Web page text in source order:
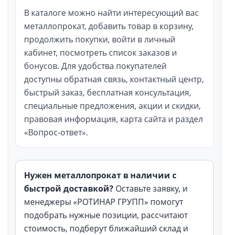
В каталоге можно найти интересующий вас
металлопрокат, добавить товар в корзину,
продолжить покупки, войти в личный
кабинет, посмотреть список заказов и
бонусов. Для удобства покупателей
доступны обратная связь, контактный центр,
быстрый заказ, бесплатная консультация,
специальные предложения, акции и скидки,
правовая информация, карта сайта и раздел
«Вопрос-ответ».
Нужен металлопрокат в наличии с
быстрой доставкой? Оставьте заявку, и
менеджеры «РОТИНАР ГРУПП» помогут
подобрать нужные позиции, рассчитают
стоимость, подберут ближайший склад и